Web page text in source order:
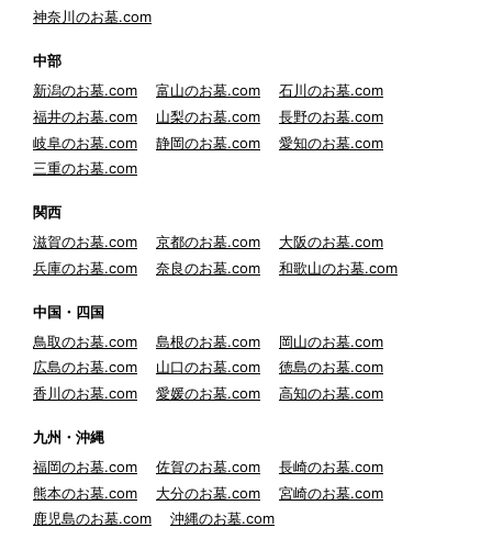
神奈川のお墓.com
中部
新潟のお墓.com
富山のお墓.com
石川のお墓.com
福井のお墓.com
山梨のお墓.com
長野のお墓.com
岐阜のお墓.com
静岡のお墓.com
愛知のお墓.com
三重のお墓.com
関西
滋賀のお墓.com
京都のお墓.com
大阪のお墓.com
兵庫のお墓.com
奈良のお墓.com 和歌山のお墓.com
中国・四国
鳥取のお墓.com
島根のお墓.com
岡山のお墓.com
広島のお墓.com
山口のお墓.com
徳島のお墓.com
香川のお墓.com
愛媛のお墓.com 高知のお墓.com
九州・沖縄
福岡のお墓.com
佐賀のお墓.com
長崎のお墓.com
熊本のお墓.com
大分のお墓.com
宮崎のお墓.com
鹿児島のお墓.com
沖縄のお墓.com